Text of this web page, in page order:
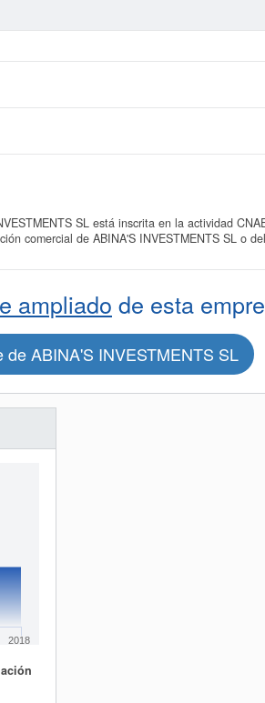
SL está inscrita en la actividad
comercial de ABINA'S INVESTMENTS SL o
ampliado de esta
de ABINA'S INVESTMENTS SL
2018